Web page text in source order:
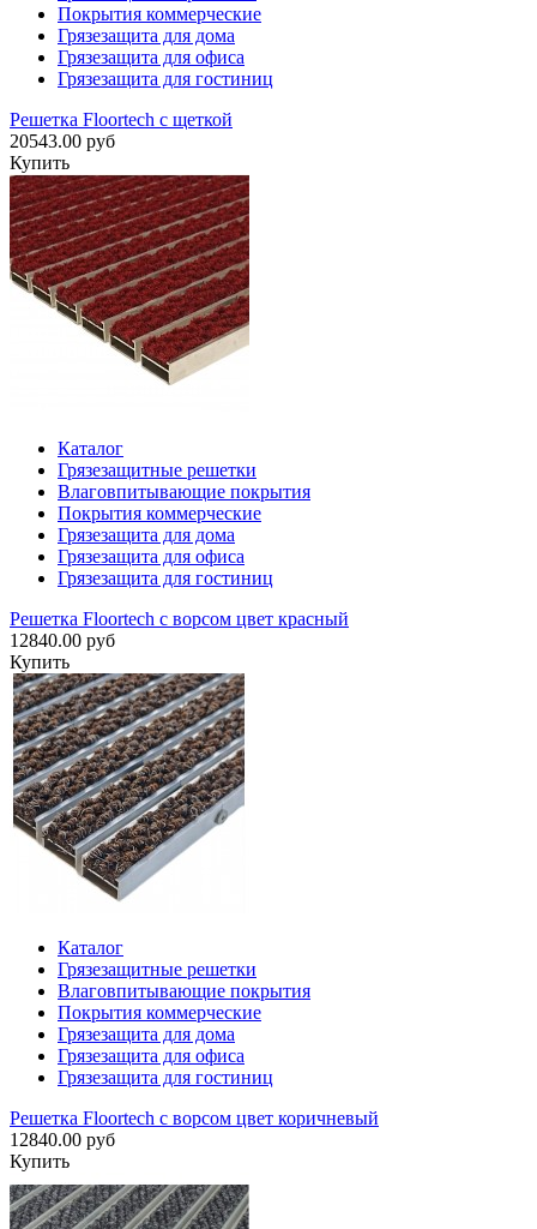
Покрытия коммерческие
Грязезащита для дома
Грязезащита для офиса
Грязезащита для гостиниц
Решетка Floortech с щеткой
20543.00 руб
Купить
Каталог
Грязезащитные решетки
Влаговпитывающие покрытия
Покрытия коммерческие
Грязезащита для дома
Грязезащита для офиса
Грязезащита для гостиниц
Решетка Floortech с ворсом цвет красный
12840.00 руб
Купить
Каталог
Грязезащитные решетки
Влаговпитывающие покрытия
Покрытия коммерческие
Грязезащита для дома
Грязезащита для офиса
Грязезащита для гостиниц
Решетка Floortech с ворсом цвет коричневый
12840.00 руб
Купить